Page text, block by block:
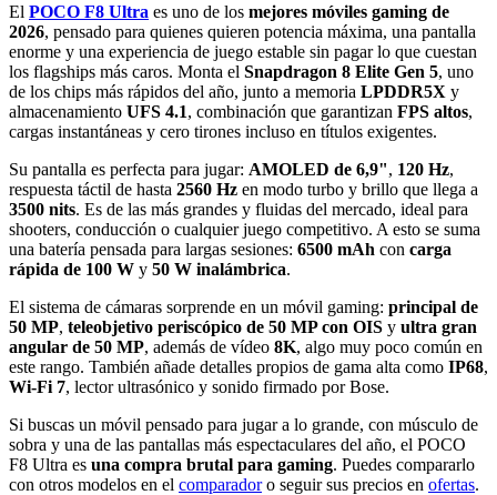
El POCO F8 Ultra es uno de los mejores móviles gaming de
2026, pensado para quienes quieren potencia máxima, una pantalla
enorme y una experiencia de juego estable sin pagar lo que cuestan
los flagships más caros. Monta el Snapdragon 8 Elite Gen 5, uno
de los chips más rápidos del año, junto a memoria LPDDR5X y
almacenamiento UFS 4.1, combinación que garantizan FPS altos,
cargas instantáneas y cero tirones incluso en títulos exigentes.
Su pantalla es perfecta para jugar: AMOLED de 6,9", 120 Hz,
respuesta táctil de hasta 2560 Hz en modo turbo y brillo que llega a
3500 nits. Es de las más grandes y fluidas del mercado, ideal para
shooters, conducción o cualquier juego competitivo. A esto se suma
una batería pensada para largas sesiones: 6500 mAh con carga
rápida de 100 W y 50 W inalámbrica.
El sistema de cámaras sorprende en un móvil gaming: principal de
50 MP, teleobjetivo periscópico de 50 MP con OIS y ultra gran
angular de 50 MP, además de vídeo 8K, algo muy poco común en
este rango. También añade detalles propios de gama alta como IP68,
Wi-Fi 7, lector ultrasónico y sonido firmado por Bose.
Si buscas un móvil pensado para jugar a lo grande, con músculo de
sobra y una de las pantallas más espectaculares del año, el POCO
F8 Ultra es una compra brutal para gaming. Puedes compararlo
con otros modelos en el comparadoro seguir sus precios en ofertas.